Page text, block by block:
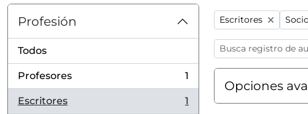
Profesión
Todos
Profesores
, 1 resultados
1
Escritores
, 1 resultados
1
Remove filter:
Escritores
Opciones